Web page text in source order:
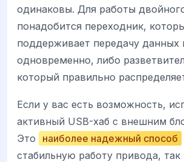
одинаковы. Для работы
понадобится переходник,
поддерживает передачу данных
одновременно, либо
который правильно
Если у вас есть возможность,
активный USB-хаб с внешним
Это
наиболее надежный способ
стабильную работу привода, так